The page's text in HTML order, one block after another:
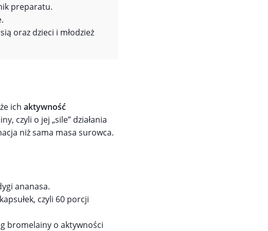
preparatu.
oraz dzieci i młodzież
ich aktywność
czyli o jej „sile” działania
niż sama masa surowca.
ananasa.
czyli 60 porcji
bromelainy o aktywności